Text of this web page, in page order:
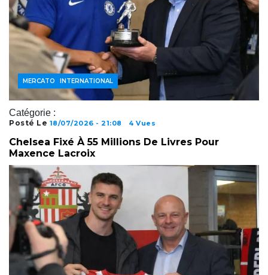
Catégorie :
FOOTBALL INTERNATIONAL
MERCATO
Posté Le 18/07/2026 - 21:08 4 Vues
Chelsea Fixé À 55 Millions De Livres Pour
Maxence Lacroix